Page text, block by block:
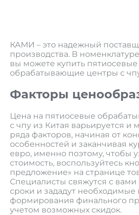
КАМИ – это надежный
производства. В
вы можете купить пятиосевые
обрабатывающие центры с
Факторы
Цена на пятиосевые
с чпу из Китая варьируется и
ряда факторов, начиная от
особенностей и заканчивая
евро, именно поэтому, чтобы
стоимость, воспользуйтесь
предложение» на странице
Специалисты свяжутся с
сроки и зададут необходимые
формирования финального
учетом возможных скидок.